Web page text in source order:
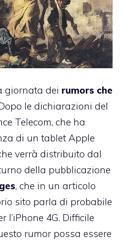
giornata dei rumors che
le dichiarazioni del
Telecom, che ha
di un tablet Apple
verrà distribuito dal
della pubblicazione
, che in un articolo
sito parla di probabile
l’iPhone 4G. Difficile
rumor possa essere